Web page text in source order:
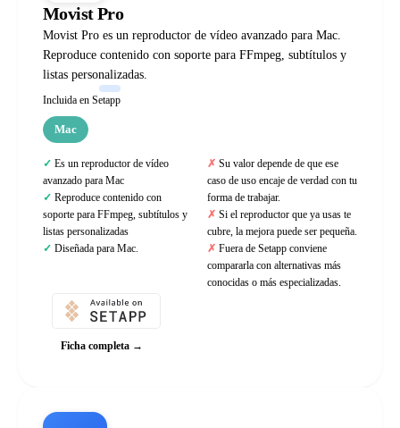
Movist Pro
Movist Pro es un reproductor de vídeo avanzado para Mac.
Reproduce contenido con soporte para FFmpeg, subtítulos y
listas personalizadas.
Incluida en Setapp
Mac
Es un reproductor de vídeo
avanzado para Mac
Reproduce contenido con
soporte para FFmpeg, subtítulos y
listas personalizadas
Diseñada para Mac.
Su valor depende de que ese
caso de uso encaje de verdad con tu
forma de trabajar.
Si el reproductor que ya usas te
cubre, la mejora puede ser pequeña.
Fuera de Setapp conviene
compararla con alternativas más
conocidas o más especializadas.
Ficha completa →